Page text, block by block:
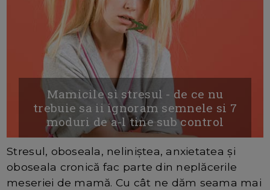
Mamicile si stresul - de ce nu
trebuie sa ii ignoram semnele si 7
moduri de a-l tine sub control
Stresul, oboseala, neliniștea, anxietatea și
oboseala cronică fac parte din neplăcerile
meseriei de mamă. Cu cât ne dăm seama mai